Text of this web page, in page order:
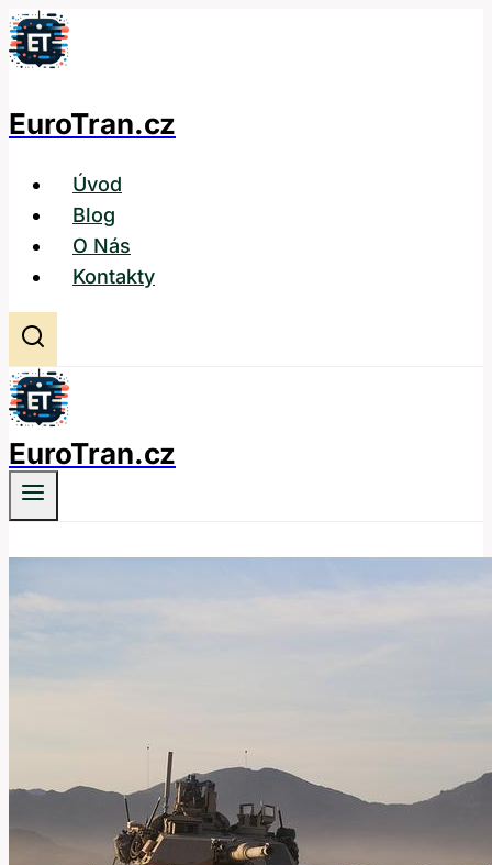
Přeskočit
na
EuroTran.cz
Úvod
Blog
O Nás
Kontakty
EuroTran.cz